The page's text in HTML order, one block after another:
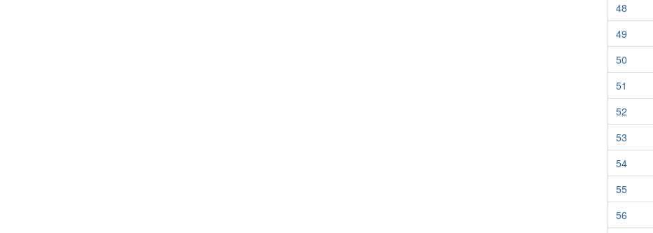
48
49
50
51
52
53
54
55
56